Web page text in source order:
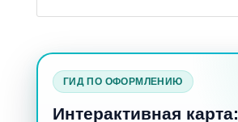
ГИД ПО ОФОРМЛЕНИЮ
Интерактивная карта: